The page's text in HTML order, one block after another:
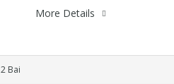
More Details
2 Bai